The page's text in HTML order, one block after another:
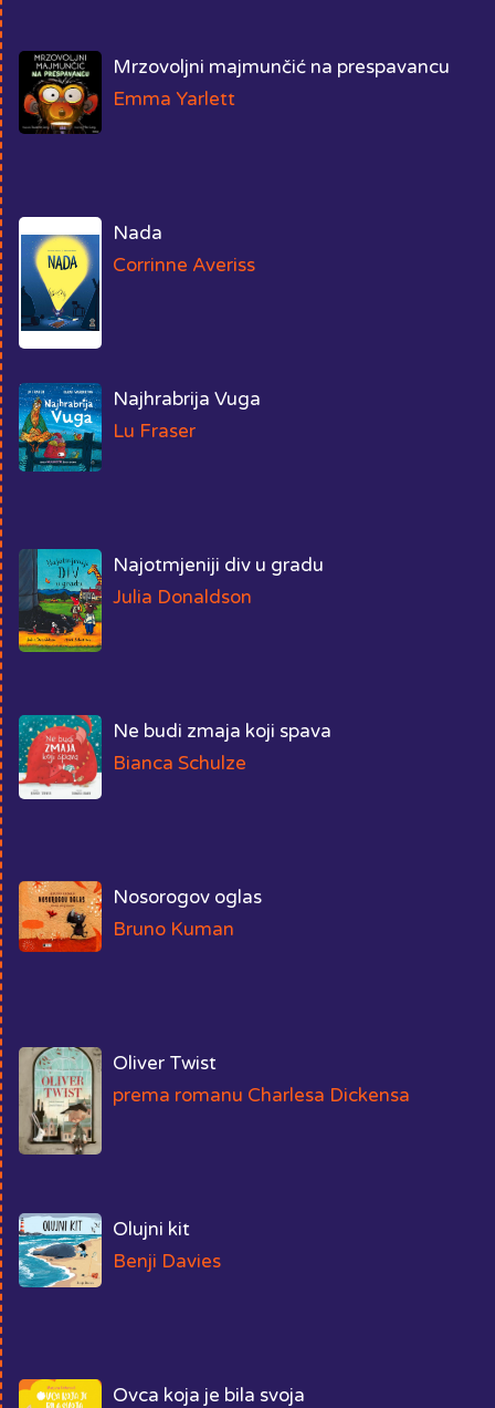
Mrzovoljni majmunčić na prespavancu
Emma Yarlett
Nada
Corrinne Averiss
Najhrabrija Vuga
Lu Fraser
Najotmjeniji div u gradu
Julia Donaldson
Ne budi zmaja koji spava
Bianca Schulze
Nosorogov oglas
Bruno Kuman
Oliver Twist
prema romanu Charlesa Dickensa
Olujni kit
Benji Davies
Ovca koja je bila svoja